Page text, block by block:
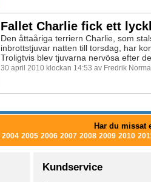
Fallet Charlie fick ett
Den åttaåriga terriern Charlie, som
inbrottstjuvar natten till torsdag, har
Troligtvis blev tjuvarna nervösa efter
30 april 2010 klockan 14:53 av Fredrik
Har du missat
2004 2005 2006 2007 2008 2009 2010
Kundservice